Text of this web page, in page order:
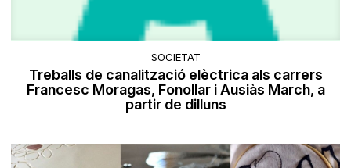
SOCIETAT
Treballs de canalització elèctrica als carrers
Francesc Moragas, Fonollar i Ausiàs March, a
partir de dilluns